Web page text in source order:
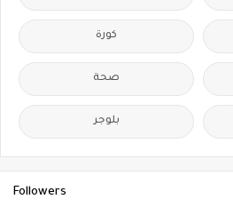
كورة
صحة
بلوجر
Followers